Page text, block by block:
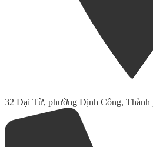
32 Đại Từ, phường Định Công, Thành